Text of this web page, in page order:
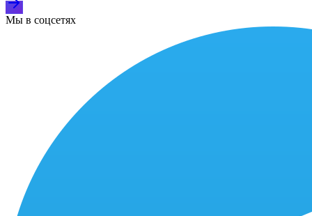
Мы в соцсетях